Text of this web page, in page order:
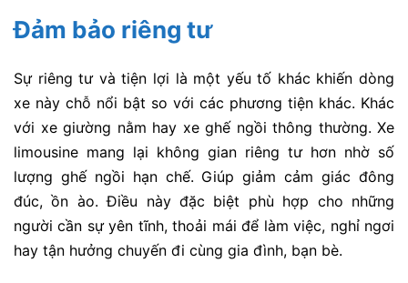
Đảm bảo riêng tư
Sự riêng tư và tiện lợi là một yếu tố khác khiếndòng
xe này chỗ nổi bật so với các phương tiện khác. Khác
với xe giường nằm hay xe ghế ngồi thông thường. Xe
limousine mang lại không gian riêng tư hơn nhờ số
lượng ghế ngồi hạn chế. Giúp giảm cảm giác đông
đúc, ồn ào. Điều này đặc biệt phù hợp cho những
người cần sự yên tĩnh, thoải mái để làm việc, nghỉ ngơi
hay tận hưởng chuyến đi cùng gia đình, bạn bè.